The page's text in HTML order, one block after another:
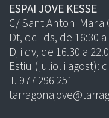
ESPAI JOVE KESSE
C/ Sant Antoni Maria
Dt, dc i ds, de 16:30 a
Dj i dv, de 16.30 a
Estiu (juliol i agost):
T. 977 296 251